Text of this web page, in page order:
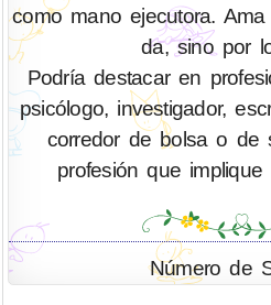
como mano ejecutora.
da, sino por
Podría destacar en
psicólogo, investigador,
corredor de bolsa o de
profesión que
Número de